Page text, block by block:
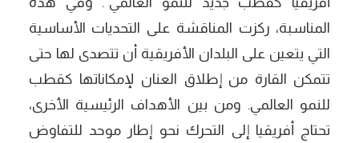
المناسبة، ركزت المناقشة على التحديات الأساسية
التي يتعين على البلدان الأفريقية أن تتصدى لها حتى
تتمكن القارة من إطلاق العنان لإمكاناتها كقطب
للنمو العالمي. ومن بين الأهداف الرئيسية الأخرى،
تحتاج أفريقيا إلى التحرك نحو إطار موحد للتفاوض